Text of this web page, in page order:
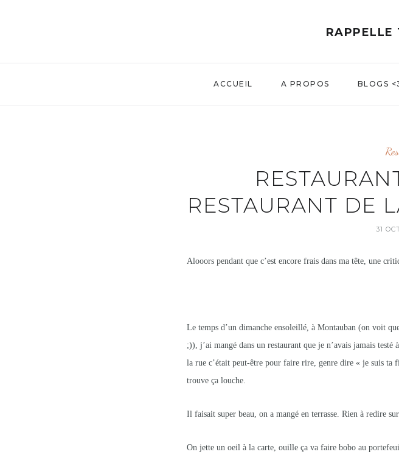
RAPPELLE
ACCUEIL A PROPOS BLOGS
RESTAURANT DE
31
Alooors pendant que c’est encore frais dans ma tête, une
Le temps d’un dimanche ensoleillé, à Montauban (on voit
;)), j’ai mangé dans un restaurant que je n’avais jamais
la rue c’était peut-être pour faire rire, genre dire « je suis
trouve ça louche.
Il faisait super beau, on a mangé en terrasse. Rien à redire
On jette un oeil à la carte, ouille ça va faire bobo au